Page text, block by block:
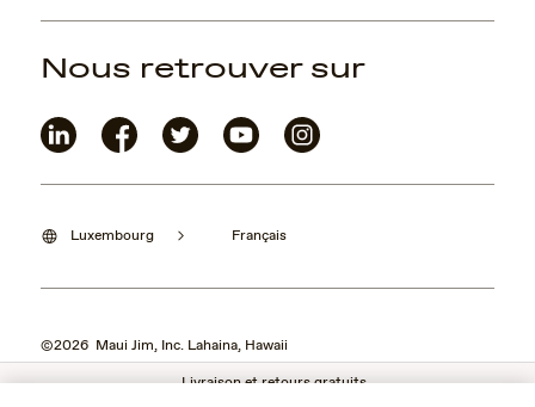
Livraison et retours gratuits
Luxembourg Français
©2026 Maui Jim, Inc. Lahaina, Hawaii
Nous retrouver sur